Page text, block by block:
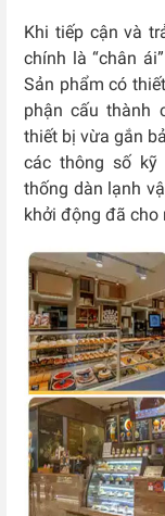
Khi tiếp cận và
chính là “chân
Sản phẩm có
phận cấu thành
thiết bị vừa gắn
các thông số kỹ
thống dàn lạnh
khởi động đã cho